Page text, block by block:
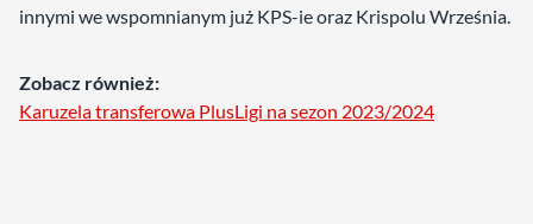
innymi we wspomnianym już KPS-ie oraz Krispolu Września.
Zobacz również:
Karuzela transferowa PlusLigi na sezon 2023/2024